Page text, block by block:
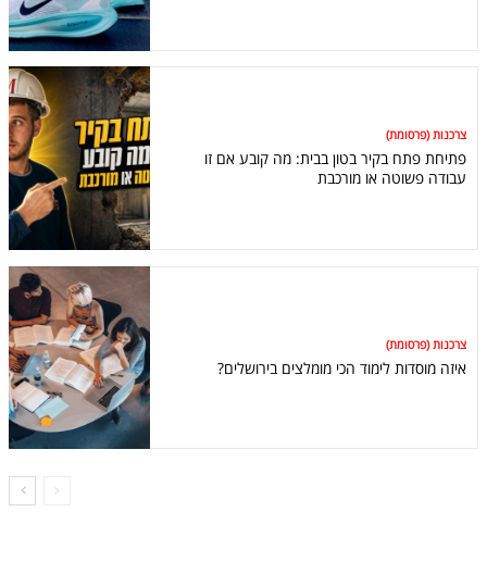
צרכנות (פרסומת)
פתיחת פתח בקיר בטון בבית: מה קובע אם זו
עבודה פשוטה או מורכבת
צרכנות (פרסומת)
איזה מוסדות לימוד הכי מומלצים בירושלים?